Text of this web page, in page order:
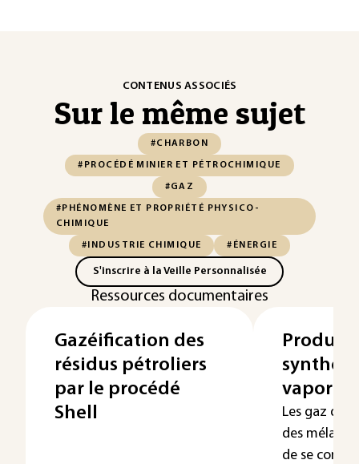
CONTENUS ASSOCIÉS
Sur le même sujet
#CHARBON
#PROCÉDÉ MINIER ET PÉTROCHIMIQUE
#GAZ
#PHÉNOMÈNE ET PROPRIÉTÉ PHYSICO-
CHIMIQUE
#INDUSTRIE CHIMIQUE #ÉNERGIE
S'inscrire à la Veille Personnalisée
Ressources documentaires
Gazéification des
résidus pétroliers
par le procédé
Shell
Les gaz de
des
de se